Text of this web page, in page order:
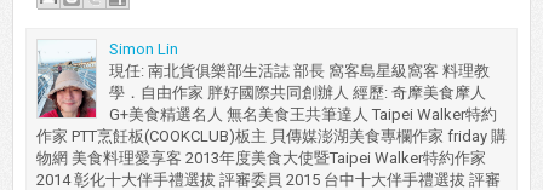
Simon Lin
現任: 南北貨俱樂部生活誌 部長 窩客島星級窩客 料理教
學．自由作家 胖好國際共同創辦人 經歷: 奇摩美食摩人
G+美食精選名人 無名美食王共筆達人 Taipei Walker特約
作家 PTT烹飪板(COOKCLUB)板主 貝傳媒澎湖美食專欄作家 friday 購
物網 美食料理愛享客 2013年度美食大使暨Taipei Walker特約作家
2014 彰化十大伴手禮選拔 評審委員 2015 台中十大伴手禮選拔 評審